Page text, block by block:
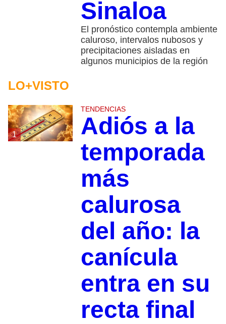
Sinaloa
El pronóstico contempla ambiente
caluroso, intervalos nubosos y
precipitaciones aisladas en
algunos municipios de la región
LO+VISTO
1
TENDENCIAS
Adiós a la
temporada
más
calurosa
del año: la
canícula
entra en su
recta final